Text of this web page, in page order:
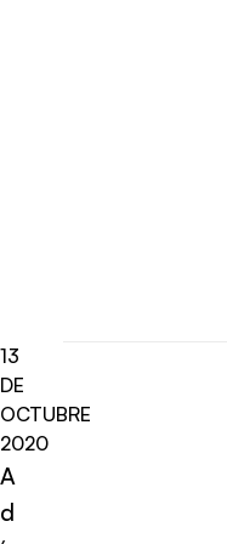
13
DE
OCTUBRE
2020
A
d